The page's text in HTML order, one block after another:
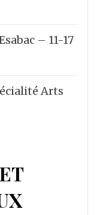
– 11-17
Arts